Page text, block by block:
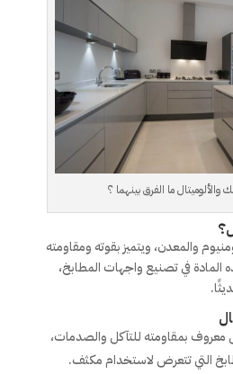
والألوميتال ما الفرق بينهما ؟
والمعدن، ويتميز بقوته ومقاومته
المادة في تصنيع واجهات المطابخ،
معروف بمقاومته للتآكل والصدمات،
التي تتعرض لاستخدام مكثف.